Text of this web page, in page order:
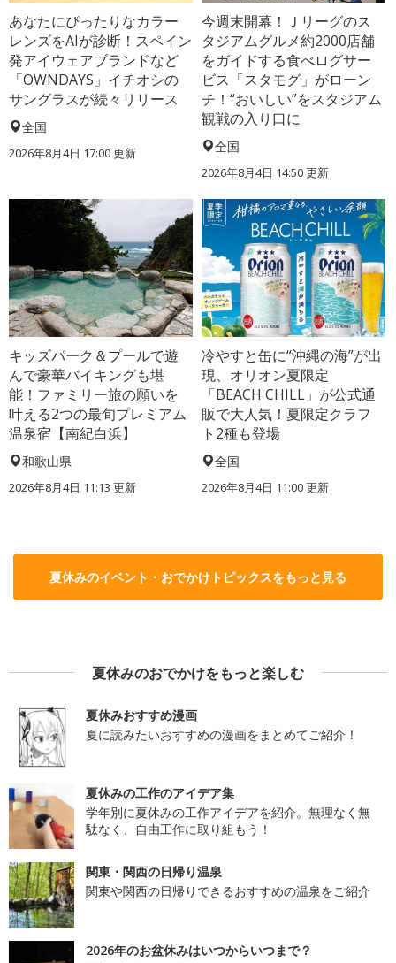
あなたにぴったりなカラー
レンズをAIが診断！スペイン
発アイウェアブランドなど
「OWNDAYS」イチオシの
サングラスが続々リリース
全国
2026年8月4日 17:00更新
今週末開幕！Ｊリーグのス
タジアムグルメ約2000店舗
をガイドする食べログサー
ビス「スタモグ」がローン
チ！“おいしい”をスタジアム
観戦の入り口に
全国
2026年8月4日 14:50更新
キッズパーク＆プールで遊
んで豪華バイキングも堪
能！ファミリー旅の願いを
叶える2つの最旬プレミアム
温泉宿【南紀白浜】
和歌山県
2026年8月4日 11:13 更新
冷やすと缶に“沖縄の海”が出
現、オリオン夏限定
「BEACH CHILL」が公式通
販で大人気！夏限定クラフ
ト2種も登場
全国
2026年8月4日 11:00更新
夏休みのイベント・おでかけトピックスをもっと見る
夏休みのおでかけをもっと楽しむ
夏休みおすすめ漫画
夏に読みたいおすすめの漫画をまとめてご紹介！
夏休みの工作のアイデア集
学年別に夏休みの工作アイデアを紹介。無理なく無
駄なく、自由工作に取り組もう！
関東・関西の日帰り温泉
関東や関西の日帰りできるおすすめの温泉をご紹介
2026年のお盆休みはいつからいつまで？